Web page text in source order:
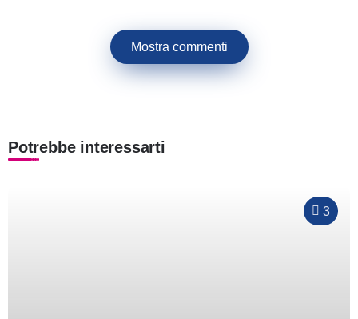
Mostra commenti
Potrebbe interessarti
3